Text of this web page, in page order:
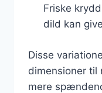
Friske
dild kan
Disse
dimensioner til
mere